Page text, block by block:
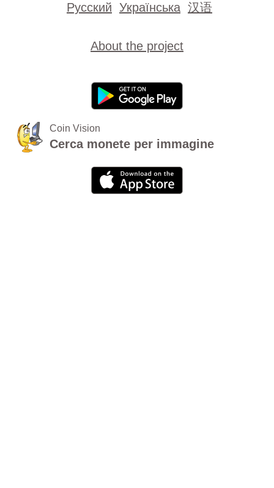
Русский Українська 汉语
About the project
Coin Vision
Cerca monete per immagine